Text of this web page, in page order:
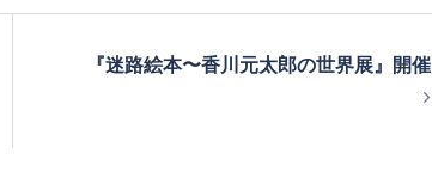
『迷路絵本〜香川元太郎の世界展』開催